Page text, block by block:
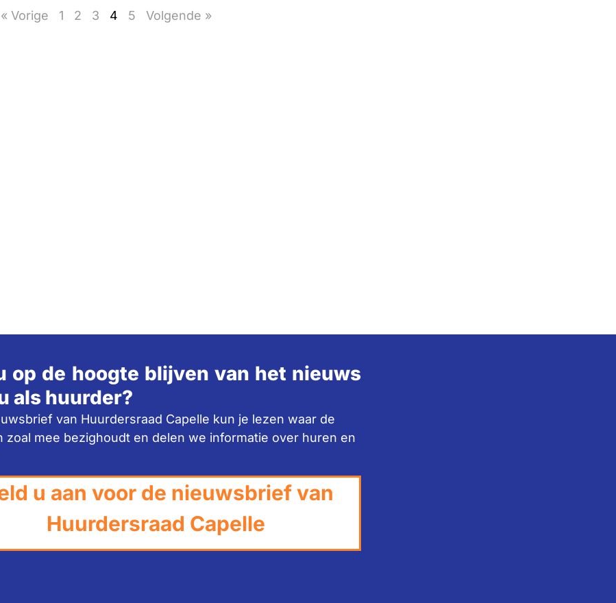
« Vorige 1 2 3 4 5 Volgende »
op de hoogte blijven van het nieuws
als huurder?
van Huurdersraad Capelle kun je lezen waar de
zoal mee bezighoudt en delen we informatie over huren en
u aan voor de nieuwsbrief van
Huurdersraad Capelle